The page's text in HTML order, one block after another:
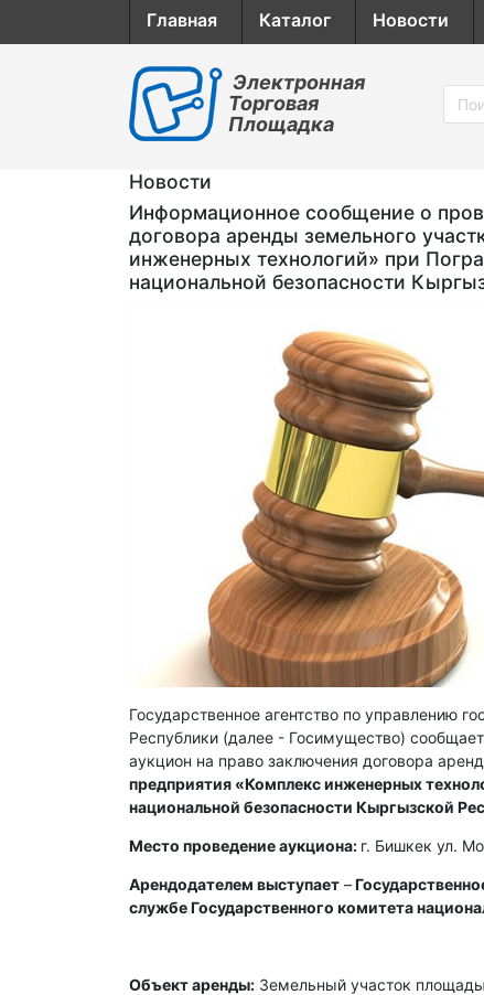
Главная Каталог Новости
Электронная
Торговая
Площадка
Новости
Информационное сообщение о
договора аренды земельного
инженерных технологий» при
национальной безопасности
Государственное агентство по управлению
Республики (далее - Госимущество)
аукцион на право заключения договора
предприятия «Комплекс инженерных
национальной безопасности Кыргызской
Место проведение аукциона: г. Бишкек ул.
Арендодателем выступает –
службе Государственного комитета
Объект аренды: Земельный участок